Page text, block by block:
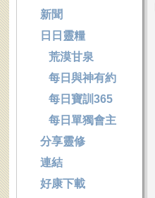
新聞
日日靈糧
荒漠甘泉
每日與神有約
每日寶訓365
每日單獨會主
分享靈修
連結
好康下載